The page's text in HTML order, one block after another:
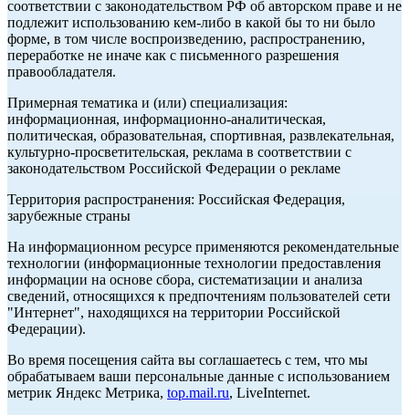
соответствии с законодательством РФ об авторском праве и не
подлежит использованию кем-либо в какой бы то ни было
форме, в том числе воспроизведению, распространению,
переработке не иначе как с письменного разрешения
правообладателя.
Примерная тематика и (или) специализация:
информационная, информационно-аналитическая,
политическая, образовательная, спортивная, развлекательная,
культурно-просветительская, реклама в соответствии с
законодательством Российской Федерации о рекламе
Территория распространения: Российская Федерация,
зарубежные страны
На информационном ресурсе применяются рекомендательные
технологии (информационные технологии предоставления
информации на основе сбора, систематизации и анализа
сведений, относящихся к предпочтениям пользователей сети
"Интернет", находящихся на территории Российской
Федерации).
Во время посещения сайта вы соглашаетесь с тем, что мы
обрабатываем ваши персональные данные с использованием
метрик Яндекс Метрика, top.mail.ru, LiveInternet.